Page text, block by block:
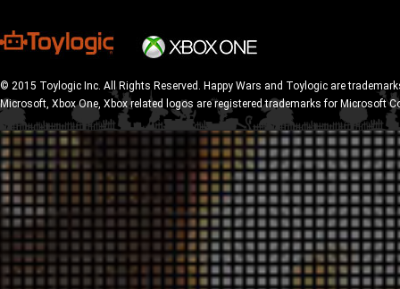
© 2015 Toylogic Inc. All Rights Reserved. Happy Wars and Toylogic are
Microsoft, Xbox One, Xbox related logos are registered trademarks for Microsoft